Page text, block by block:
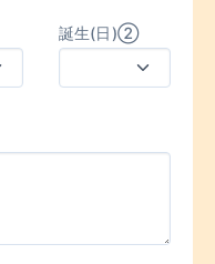
誕生(日)②